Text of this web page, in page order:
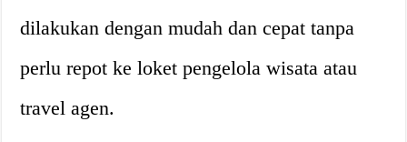
dilakukan dengan mudah dan cepat tanpa
perlu repot ke loket pengelola wisata atau
travel agen.